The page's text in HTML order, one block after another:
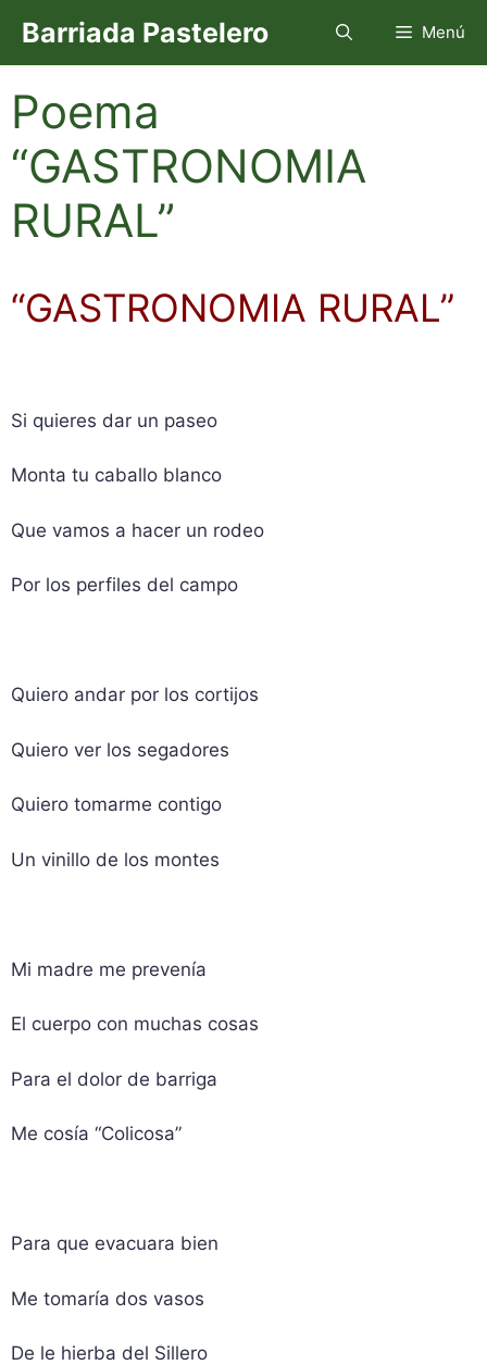
contenido
Barriada Pastelero Menú
Poema
“GASTRONOMIA
RURAL”
“GASTRONOMIA RURAL”
Si quieres dar un paseo
Monta tu caballo blanco
Que vamos a hacer un rodeo
Por los perfiles del campo
Quiero andar por los cortijos
Quiero ver los segadores
Quiero tomarme contigo
Un vinillo de los montes
Mi madre me prevenía
El cuerpo con muchas cosas
Para el dolor de barriga
Me cosía “Colicosa”
Para que evacuara bien
Me tomaría dos vasos
De le hierba del Sillero